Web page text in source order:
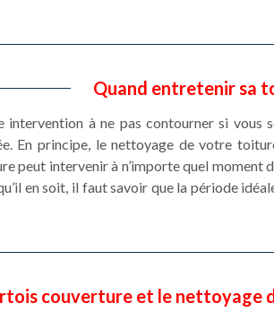
Quand entretenir sa
intervention à ne pas contourner si
En principe, le nettoyage de votre
peut intervenir à n’importe quel moment
en soit, il faut savoir que la période
couverture et le nettoyage